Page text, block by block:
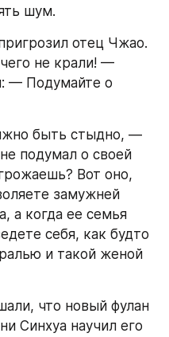
шум.
отец Чжао.
не крали! —
— Подумайте о
быть стыдно, —
подумал о своей
Вот оно,
замужней
а когда ее семья
себя, как будто
и такой женой
что новый фулан
Синхуа научил его